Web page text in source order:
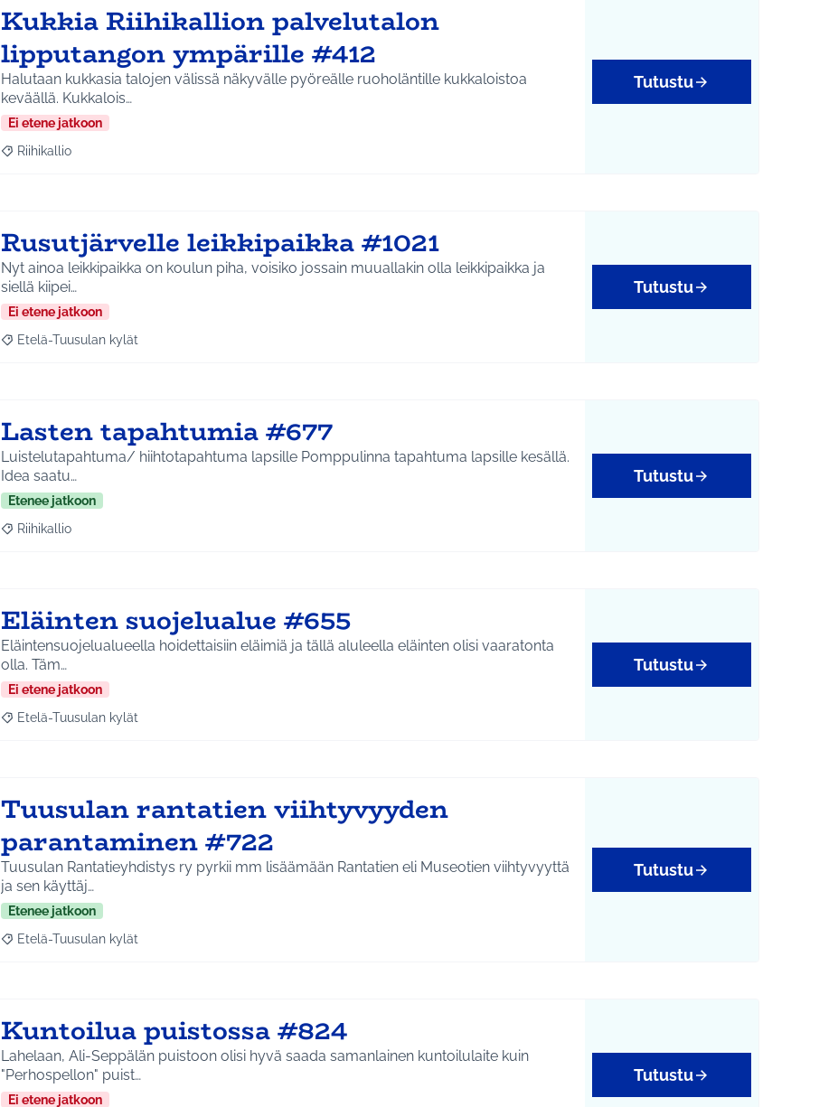
Kukkia Riihikallion palvelutalon
lipputangon ympärille #412
Halutaan kukkasia talojen välissä näkyvälle pyöreälle ruoholäntille kukkaloistoa
keväällä. Kukkalois…
Ei etene jatkoon
Rajaa tulokset aihepiirin mukaan: Riihikallio
Riihikallio
Tutustu
Rusutjärvelle leikkipaikka #1021
Nyt ainoa leikkipaikka on koulun piha, voisiko jossain muuallakin olla leikkipaikka ja
siellä kiipei…
Ei etene jatkoon
Rajaa tulokset aihepiirin mukaan: Etelä-Tuusulan kylät
Etelä-Tuusulan kylät
Tutustu
Lasten tapahtumia #677
Luistelutapahtuma/ hiihtotapahtuma lapsille Pomppulinna tapahtuma lapsille kesällä.
Idea saatu…
Etenee jatkoon
Rajaa tulokset aihepiirin mukaan: Riihikallio
Riihikallio
Tutustu
Eläinten suojelualue #655
Eläintensuojelualueella hoidettaisiin eläimiä ja tällä aluleella eläinten olisi vaaratonta
olla. Täm…
Ei etene jatkoon
Rajaa tulokset aihepiirin mukaan: Etelä-Tuusulan kylät
Etelä-Tuusulan kylät
Tutustu
Tuusulan rantatien viihtyvyyden
parantaminen #722
Tuusulan Rantatieyhdistys ry pyrkii mm lisäämään Rantatien eli Museotien viihtyvyyttä
ja sen käyttäj…
Etenee jatkoon
Rajaa tulokset aihepiirin mukaan: Etelä-Tuusulan kylät
Etelä-Tuusulan kylät
Tutustu
Kuntoilua puistossa #824
Lahelaan, Ali-Seppälän puistoon olisi hyvä saada samanlainen kuntoilulaite kuin
"Perhospellon" puist…
Ei etene jatkoon
Tutustu